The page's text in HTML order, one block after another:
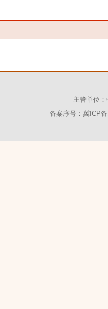
主管单位
备案序号：冀ICP